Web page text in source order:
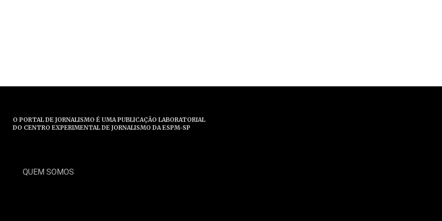
O PORTAL DE JORNALISMO É UMA PUBLICAÇÃO LABORATORIAL
DO CENTRO EXPERIMENTAL DE JORNALISMO DA ESPM-SP
QUEM SOMOS